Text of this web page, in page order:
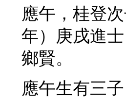
應午，桂登
年）庚戌進
鄉賢。
應午生有三